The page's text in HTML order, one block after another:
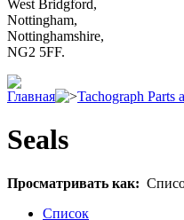
West Bridgford,
Nottingham,
Nottinghamshire,
NG2 5FF.
Главная Tachograph Parts
Seals
Просматривать как:
Список